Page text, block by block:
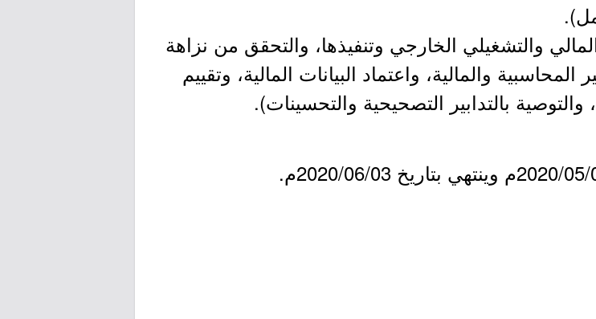
والتشغيلي الخارجي وتنفيذها، والتحقق من نزاهة
المحاسبية والمالية، واعتماد البيانات المالية، وتقييم
بالتدابير التصحيحية والتحسينات).